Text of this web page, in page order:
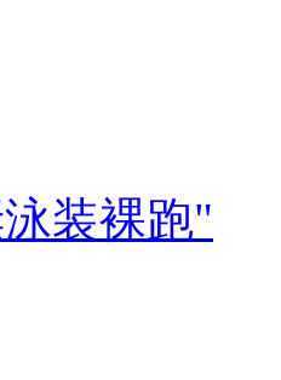
装裸跑"